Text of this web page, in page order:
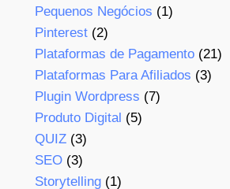
Pequenos Negócios (1)
Pinterest (2)
Plataformas de Pagamento (21)
Plataformas Para Afiliados (3)
Plugin Wordpress (7)
Produto Digital (5)
QUIZ (3)
SEO (3)
Storytelling (1)